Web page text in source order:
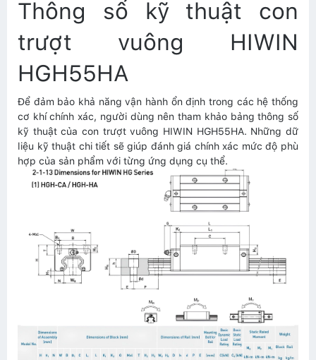
Thông số kỹ thuật con
trượt vuông HIWIN
HGH55HA
Để đảm bảo khả năng vận hành ổn định trong các hệ thống
cơ khí chính xác, người dùng nên tham khảo bảng thông số
kỹ thuật của con trượt vuông HIWIN HGH55HA. Những dữ
liệu kỹ thuật chi tiết sẽ giúp đánh giá chính xác mức độ phù
hợp của sản phẩm với từng ứng dụng cụ thể.